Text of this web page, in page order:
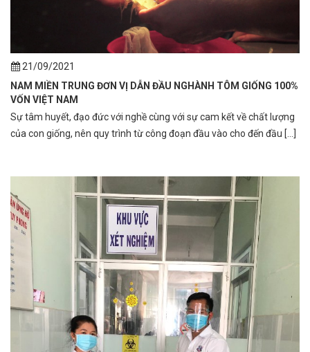
21/09/2021
NAM MIỀN TRUNG ĐƠN VỊ DẪN ĐẦU NGHÀNH TÔM GIỐNG 100%
VỐN VIỆT NAM
Sự tâm huyết, đạo đức với nghề cùng với sự cam kết về chất lượng
của con giống, nên quy trình từ công đoạn đầu vào cho đến đầu [...]